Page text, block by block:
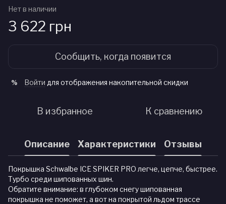
Нет в наличии
3 622 грн
Сообщить, когда появится
% Войти для отображения накопительной скидки
В избранное К сравнению
Описание Характеристики Отзывы
Покрышка Schwalbe ICE SPIKER PRO легче, цепче, быстрее.
Турбо среди шипованных шин.
Обратите внимание: в глубоком снегу шипованная
покрышка не поможет, а вот на покрытой льдом трассе